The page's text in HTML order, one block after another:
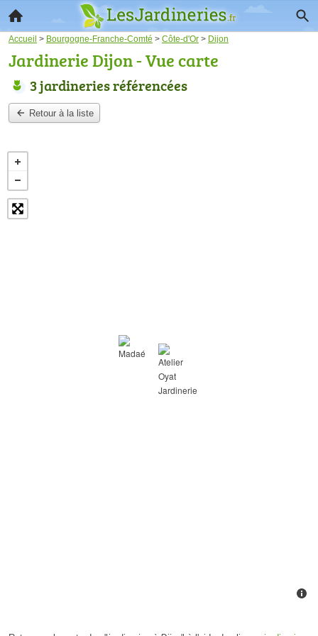
Accueil > Bourgogne-Franche-Comté > Côte-d'Or > Dijon
Jardinerie Dijon - Vue carte
3 jardineries référencées
Retour à la liste